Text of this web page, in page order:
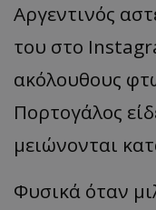
Αργεντινός
του στο
ακόλουθους
Πορτογάλος
μειώνονται
Φυσικά όταν